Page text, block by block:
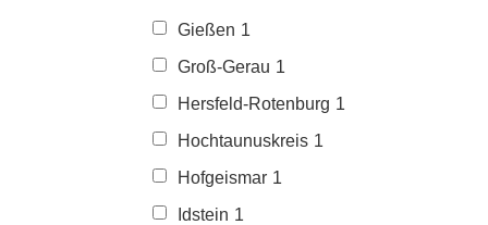
Gießen 1
Groß-Gerau 1
Hersfeld-Rotenburg 1
Hochtaunuskreis 1
Hofgeismar 1
Idstein 1